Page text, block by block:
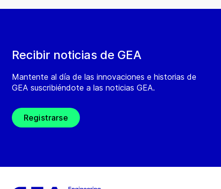
Recibir noticias de GEA
Mantente al día de las innovaciones e historias de
GEA suscribiéndote a las noticias GEA.
Registrarse